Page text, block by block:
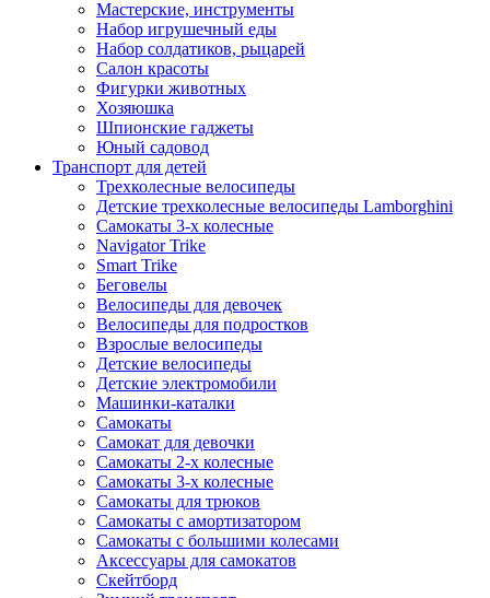
Мастерские, инструменты
Набор игрушечный еды
Набор солдатиков, рыцарей
Салон красоты
Фигурки животных
Хозяюшка
Шпионские гаджеты
Юный садовод
Транспорт для детей
Трехколесные велосипеды
Детские трехколесные велосипеды Lamborghini
Самокаты 3-х колесные
Navigator Trike
Smart Trike
Беговелы
Велосипеды для девочек
Велосипеды для подростков
Взрослые велосипеды
Детские велосипеды
Детские электромобили
Машинки-каталки
Самокаты
Самокат для девочки
Самокаты 2-х колесные
Самокаты 3-х колесные
Самокаты для трюков
Самокаты с амортизатором
Самокаты с большими колесами
Аксессуары для самокатов
Скейтборд